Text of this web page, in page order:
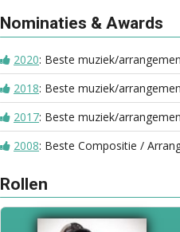
Nominaties & Awards
2020: Beste muziek/
2018: Beste muziek/
2017: Beste muziek/
2008: Beste Compositie /
Rollen